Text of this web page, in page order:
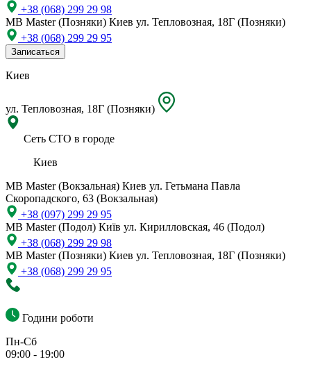
+38 (068) 299 29 98
MB Master (Позняки) Киев ул. Тепловозная, 18Г (Позняки)
+38 (068) 299 29 95
Записаться
Киев
ул. Тепловозная, 18Г (Позняки)
Сеть СТО в городе
Киев
MB Master (Вокзальная) Киев ул. Гетьмана Павла
Скоропадского, 63 (Вокзальная)
+38 (097) 299 29 95
MB Master (Подол) Київ ул. Кирилловская, 46 (Подол)
+38 (068) 299 29 98
MB Master (Позняки) Киев ул. Тепловозная, 18Г (Позняки)
+38 (068) 299 29 95
Години роботи
Пн-Сб
09:00 - 19:00